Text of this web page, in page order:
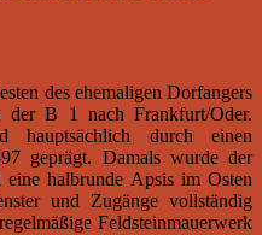
des ehemaligen Dorfangers
der B 1 nach Frankfurt/Oder.
hauptsächlich durch einen
geprägt. Damals wurde der
halbrunde Apsis im Osten
und Zugänge vollständig
Feldsteinmauerwerk